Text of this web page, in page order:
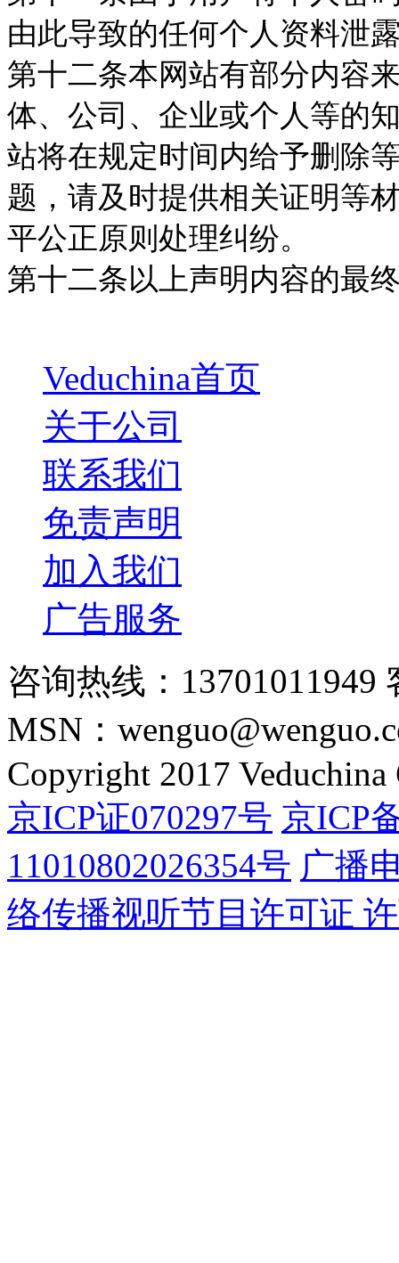
由此导致的任何个人资料泄
第十二条本网站有部分内容
体、公司、企业或个人等的
站将在规定时间内给予删除
题，请及时提供相关证明等
平公正原则处理纠纷。
第十二条以上声明内容的最
Veduchina首页
关于公司
联系我们
免责声明
加入我们
广告服务
咨询热线：13701011949
MSN：
Copyright 2017
京ICP证070297号 京ICP
11010802026354号 广播
络传播视听节目许可证